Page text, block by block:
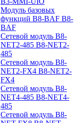
Модуль базовых
функций B8-BAF B8-
BAF
Сетевой модуль B8-
NET2-485 B8-NET2-
485
Сетевой модуль B8-
NET2-FX4 B8-NET2-
FX4
Сетевой модуль B8-
NET4-485 B8-NET4-
485
Сетевой модуль B8-